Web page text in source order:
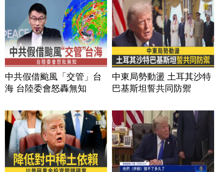
中共假借颱風「交管」台
海 台陸委會怒轟無知
中東局勢動盪 土耳其沙特
巴基斯坦誓共同防禦